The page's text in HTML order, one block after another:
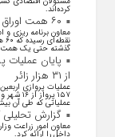
کرده‌اند.
۶۰ همت اوراق در بخش کشاورزی جذب شد
معاون برنامه ریزی و
گذشته حتی یک همت
از ۳۱ هزار زائر
عملیاتی که طی آن بیش از ۳۱ هزار و ۳۰۵ زائر
گزارش تحلیلی
معاون امور زراعت
داخل را ارائه کرد.